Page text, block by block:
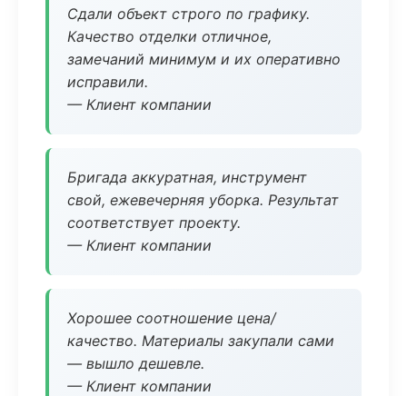
Сдали объект строго по графику.
Качество отделки отличное,
замечаний минимум и их оперативно
исправили.
— Клиент компании
Бригада аккуратная, инструмент
свой, ежевечерняя уборка. Результат
соответствует проекту.
— Клиент компании
Хорошее соотношение цена/
качество. Материалы закупали сами
— вышло дешевле.
— Клиент компании